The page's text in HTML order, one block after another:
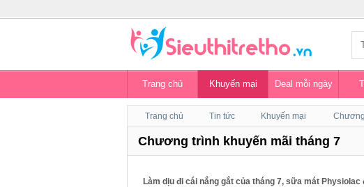
Trang chủ Khuyến mại Deal mỗi ngày
Trang chủ Tin tức Khuyến mại
Chương trình khuyến mãi tháng 7
Làm dịu đi cái nắng gắt của tháng 7, sữa mát